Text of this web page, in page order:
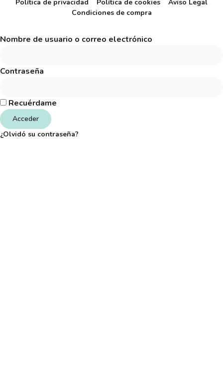
Política de privacidad
Política de cookies
Aviso Legal
Condiciones de compra
Nombre de usuario o correo electrónico
Contraseña
Recuérdame
Acceder
¿Olvidó su contraseña?